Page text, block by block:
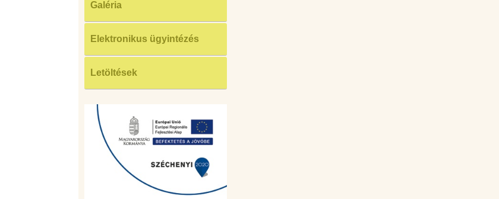
Galéria
Elektronikus ügyintézés
Letöltések